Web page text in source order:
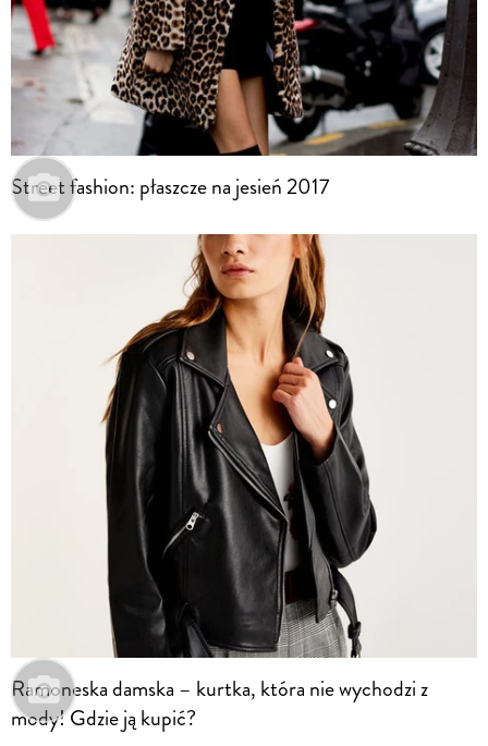
Street fashion: płaszcze na jesień 2017
Ramoneska damska – kurtka, która nie wychodzi z
mody! Gdzie ją kupić?